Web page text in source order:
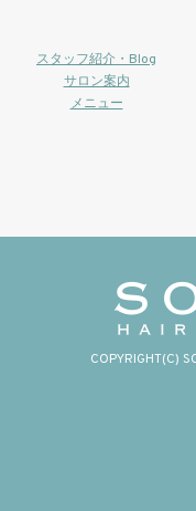
スタッフ紹介・Blog
サロン案内
メニュー
COPYRIGHT(C)